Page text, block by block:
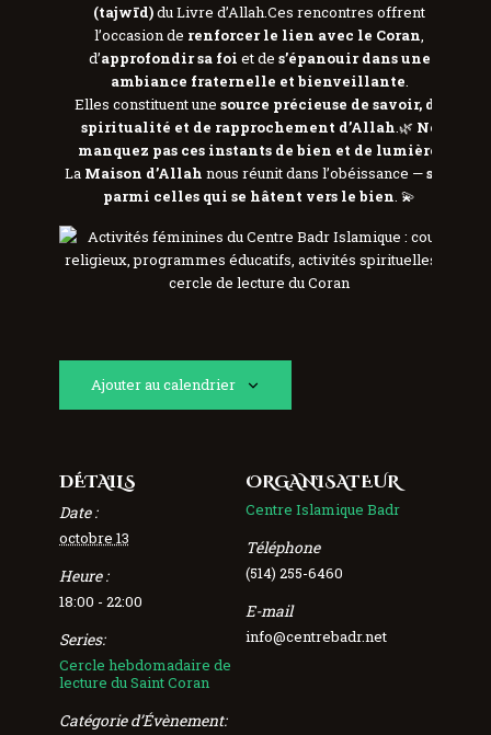
(tajwīd)du Livre d’Allah.Ces rencontres offrent
l’occasion de renforcer le lien avec le Coran,
d’approfondir sa foi et de s’épanouir dans une
ambiance fraternelle et bienveillante.
Elles constituent unesource précieuse de savoir, de
spiritualité et de rapprochement d’Allah.🌿 Ne
manquez pas ces instants de bien et de lumière.
La Maison d’Allah nous réunit dans l’obéissance —sois
parmi celles qui se hâtent vers le bien. 💫
Ajouter au calendrier
DÉTAILS
Date :
octobre 13
Heure :
18:00 - 22:00
Series:
Cercle hebdomadaire de
lecture du Saint Coran
Catégorie d’Évènement:
ORGANISATEUR
Centre Islamique Badr
Téléphone
(514) 255-6460
E-mail
info@centrebadr.net